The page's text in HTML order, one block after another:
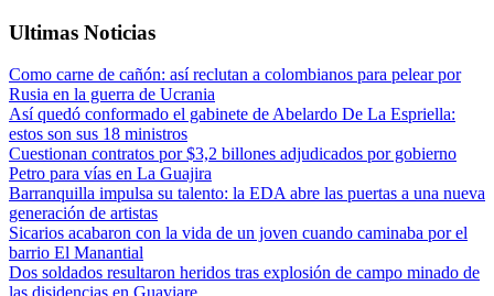
Ultimas Noticias
Como carne de cañón: así reclutan a colombianos para pelear por
Rusia en la guerra de Ucrania
Así quedó conformado el gabinete de Abelardo De La Espriella:
estos son sus 18 ministros
Cuestionan contratos por $3,2 billones adjudicados por gobierno
Petro para vías en La Guajira
Barranquilla impulsa su talento: la EDA abre las puertas a una nueva
generación de artistas
Sicarios acabaron con la vida de un joven cuando caminaba por el
barrio El Manantial
Dos soldados resultaron heridos tras explosión de campo minado de